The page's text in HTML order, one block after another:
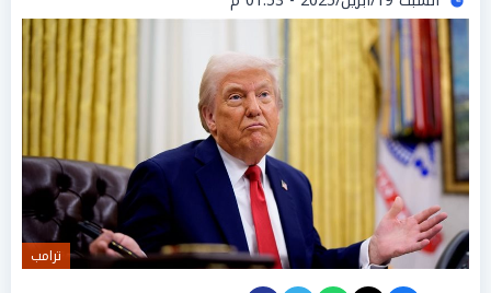
ترامب